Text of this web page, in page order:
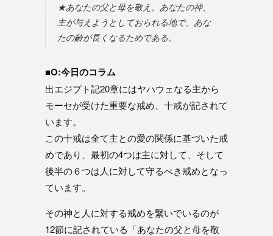
★あなたの父と母を敬え。あなたの神、
主が与えようとしておられる地で、あな
たの齢が長くなるためである。
■O:今日のコラム
出エジプト記20章にはヤハウェなる主から
モーセが受けた重要な戒め、十戒が記されて
います。
この十戒は全て主との愛の関係に基づいた戒
めであり、最初の4つは主に対して、そして
後半の６つは人に対して守るべき戒めとなっ
ています。
その神と人に対する戒めを繋いでいるのが
12節に記されている「あなたの父と母を敬